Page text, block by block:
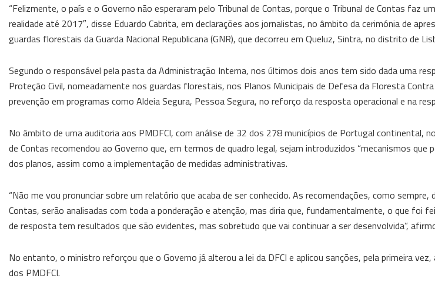
“Felizmente, o país e o Governo não esperaram pelo Tribunal de Contas, porque o Tribunal de Contas faz
realidade até 2017″, disse Eduardo Cabrita, em declarações aos jornalistas, no âmbito da cerimónia de
guardas florestais da Guarda Nacional Republicana (GNR), que decorreu em Queluz, Sintra, no distrito de
Segundo o responsável pela pasta da Administração Interna, nos últimos dois anos tem sido dada uma
Proteção Civil, nomeadamente nos guardas florestais, nos Planos Municipais de Defesa da Floresta Contra
prevenção em programas como Aldeia Segura, Pessoa Segura, no reforço da resposta operacional e na
No âmbito de uma auditoria aos PMDFCI, com análise de 32 dos 278 municípios de Portugal continental,
de Contas recomendou ao Governo que, em termos de quadro legal, sejam introduzidos “mecanismos que
dos planos, assim como a implementação de medidas administrativas.
“Não me vou pronunciar sobre um relatório que acaba de ser conhecido. As recomendações, como
Contas, serão analisadas com toda a ponderação e atenção, mas diria que, fundamentalmente, o que foi
de resposta tem resultados que são evidentes, mas sobretudo que vai continuar a ser desenvolvida”,
No entanto, o ministro reforçou que o Governo já alterou a lei da DFCI e aplicou sanções, pela primeira
dos PMDFCI.